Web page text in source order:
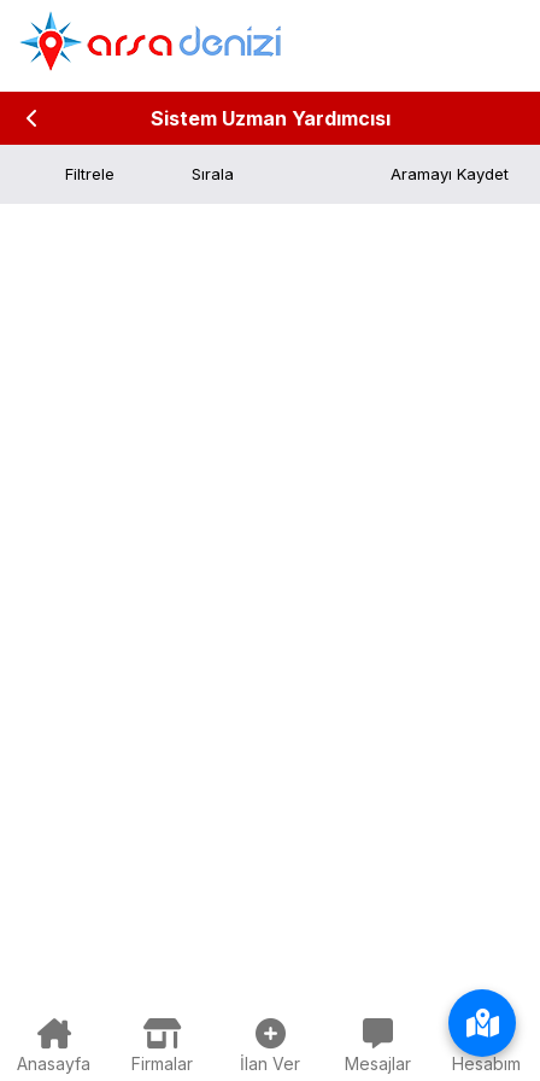
Sistem Uzman Yardımcısı
Filtrele Aramayı Kaydet
Anasayfa Firmalar İlan Ver Mesajlar Hesabım